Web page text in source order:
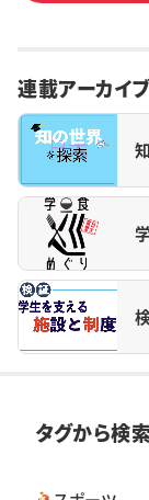
連載アーカイ
タグから検索